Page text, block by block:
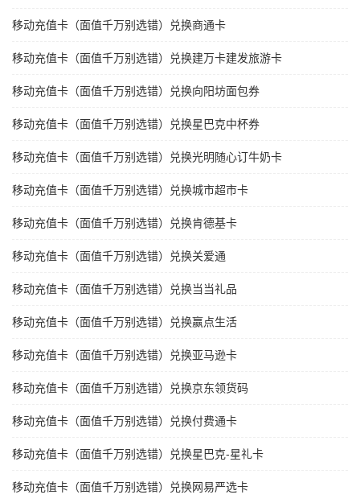
移动充值卡（面值千万别选错）兑换商通卡
移动充值卡（面值千万别选错）兑换建万卡建发旅游卡
移动充值卡（面值千万别选错）兑换向阳坊面包券
移动充值卡（面值千万别选错）兑换星巴克中杯券
移动充值卡（面值千万别选错）兑换光明随心订牛奶卡
移动充值卡（面值千万别选错）兑换城市超市卡
移动充值卡（面值千万别选错）兑换肯德基卡
移动充值卡（面值千万别选错）兑换关爱通
移动充值卡（面值千万别选错）兑换当当礼品
移动充值卡（面值千万别选错）兑换赢点生活
移动充值卡（面值千万别选错）兑换亚马逊卡
移动充值卡（面值千万别选错）兑换京东领货码
移动充值卡（面值千万别选错）兑换付费通卡
移动充值卡（面值千万别选错）兑换星巴克-星礼卡
移动充值卡（面值千万别选错）兑换网易严选卡